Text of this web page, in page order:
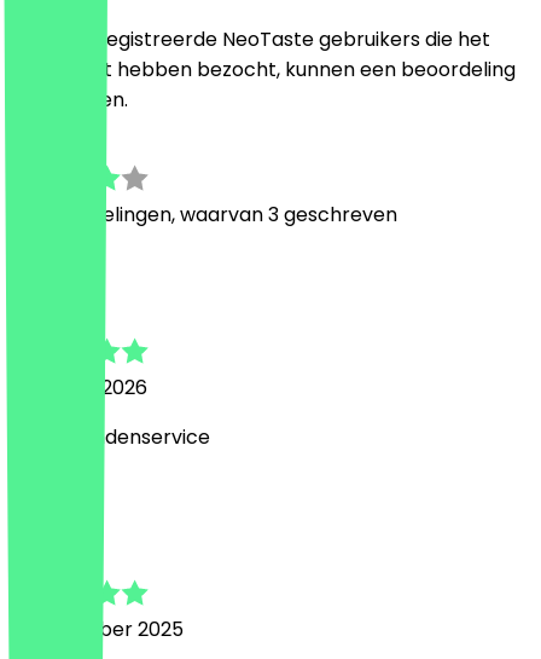
Alleen geregistreerde NeoTaste gebruikers die het
restaurant hebben bezocht, kunnen een beoordeling
achterlaten.
Beoordelingen, waarvan 3 geschreven
23 maart 2026
Guter Kundenservice
17 november 2025